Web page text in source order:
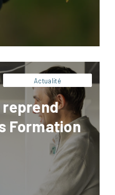
Actualité
Formation
LinkedInPinterest
formation doit avant
orientée action.